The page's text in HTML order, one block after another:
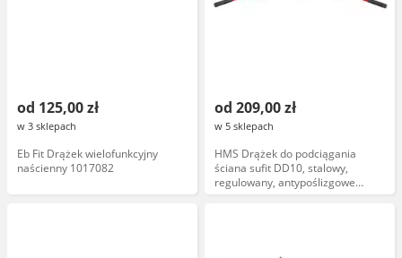
od 125,00 zł
w 3 sklepach
Eb Fit Drążek wielofunkcyjny
naścienny 1017082
od 209,00 zł
w 5 sklepach
HMS Drążek do podciągania
ściana sufit DD10, stalowy,
regulowany, antypoślizgowe
końcówki